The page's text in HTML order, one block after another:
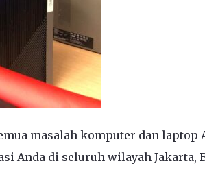
masalah komputer dan laptop
Anda di seluruh wilayah Jakarta,